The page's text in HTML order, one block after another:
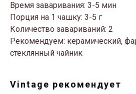
Время заваривания: 3-5 мин
Порция на 1 чашку: 3-5 г
Количество завариваний: 2
Рекомендуем: керамический,
стеклянный чайник
Vintage рекомендует